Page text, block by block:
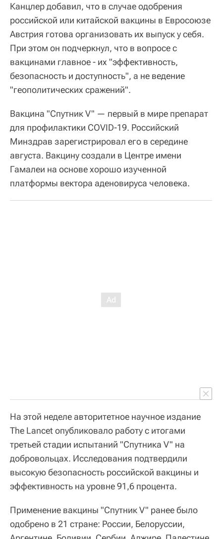
Канцлер добавил, что в случае одобрения
российской или китайской вакцины в Евросоюзе
Австрия готова организовать их выпуск у себя.
При этом он подчеркнул, что в вопросе с
вакцинами главное - их "эффективность,
безопасность и доступность", а не ведение
"геополитических сражений".
Вакцина "Спутник V" — первый в мире препарат
для профилактики COVID-19. Российский
Минздрав зарегистрировал его в середине
августа. Вакцину создали в Центре имени
Гамалеи на основе хорошо изученной
платформы вектора аденовируса человека.
На этой неделе авторитетное научное издание
The Lancet опубликовало работу с итогами
третьей стадии испытаний "Спутника V" на
добровольцах. Исследования подтвердили
высокую безопасность российской вакцины и
эффективность на уровне 91,6 процента.
Применение вакцины "Спутник V" ранее было
одобрено в 21 стране: России, Белоруссии,